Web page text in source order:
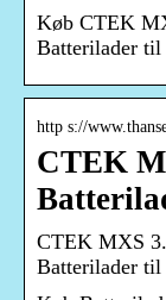
Køb CTEK
Batterilader til
http s://
CTEK
CTEK MXS
Batterilader til